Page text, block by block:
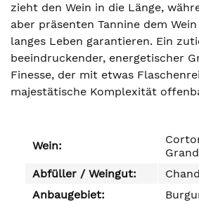
zieht den Wein in die Länge,
aber präsenten Tannine dem
langes Leben garantieren. Ein
beeindruckender, energetischer
Finesse, der mit etwas
majestätische Komplexität
Wein:
Abfüller / Weingut:
Anbaugebiet: